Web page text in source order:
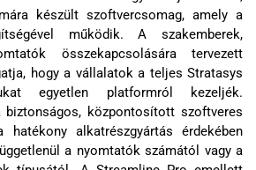
készült szoftvercsomag, amely a
működik. A szakemberek,
összekapcsolására tervezett
hogy a vállalatok a teljes Stratasys
egyetlen platformról kezeljék.
biztonságos, központosított szoftveres
hatékony alkatrészgyártás érdekében
a nyomtatók számától vagy a